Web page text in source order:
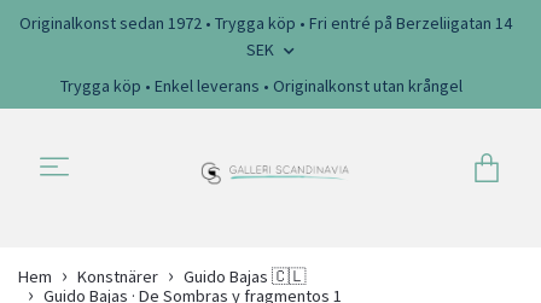
Originalkonst sedan 1972 • Trygga köp • Fri entré på Berzeliigatan 14
SEK
Trygga köp • Enkel leverans • Originalkonst utan krångel
Hem Konstnärer
Guido Bajas 🇨🇱
Guido Bajas · De Sombras y fragmentos 1